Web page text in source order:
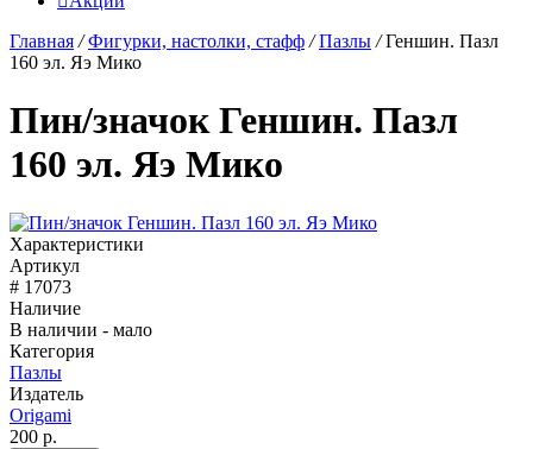
Главная / Фигурки, настолки, стафф / Пазлы / Геншин. Пазл
160 эл. Яэ Мико
Пин/значок Геншин. Пазл
160 эл. Яэ Мико
Характеристики
Артикул
# 17073
Наличие
В наличии - мало
Категория
Пазлы
Издатель
Origami
200 р.